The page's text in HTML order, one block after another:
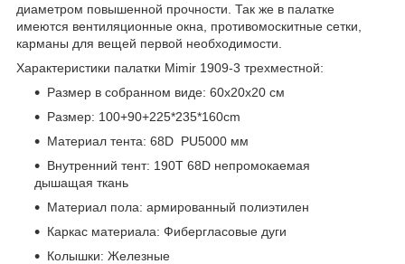
диаметром повышенной прочности. Так же в палатке
имеются вентиляционные окна, противомоскитные сетки,
карманы для вещей первой необходимости.
Характеристики палатки Mimir 1909-3 трехместной:
Размер в собранном виде: 60х20х20 см
Размер: 100+90+225*235*160cm
Материал тента: 68D PU5000 мм
Внутренний тент: 190T 68D непромокаемая
дышащая ткань
Материал пола: армированный полиэтилен
Каркас материала: Фибергласовые дуги
Колышки: Железные